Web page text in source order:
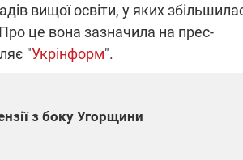
вищої освіти, у яких
це вона зазначила на прес-
"Укрінформ".
з боку Угорщини
ПЛІВКИ МІНДІЧА: СПРАВА
взялося за колишнього